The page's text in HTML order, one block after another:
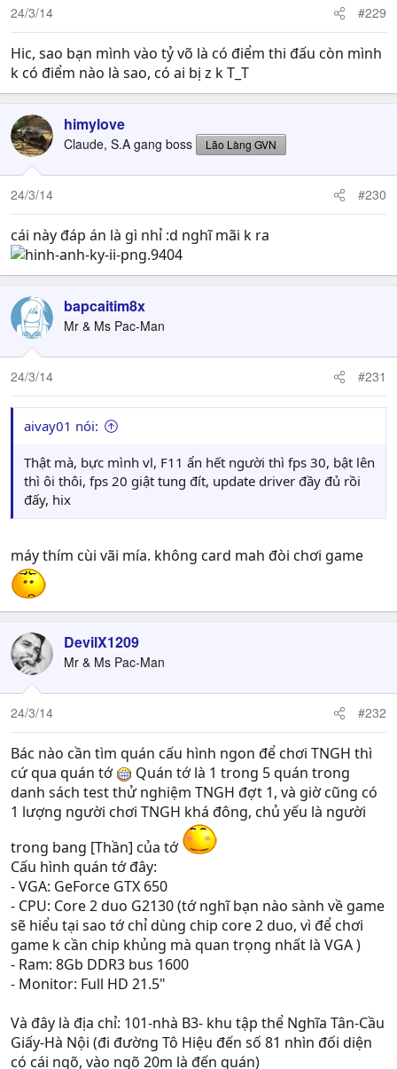
24/3/14 #229
Hic, sao bạn mình vào tỷ võ là có điểm thi đấu còn mình
k có điểm nào là sao, có ai bị z k T_T
himylove
Claude, S.A gang boss Lão Làng GVN
24/3/14 #230
cái này đáp án là gì nhỉ :d nghĩ mãi k ra
bapcaitim8x
Mr & Ms Pac-Man
24/3/14 #231
aivay01 nói:
Thật mà, bực mình vl, F11 ẩn hết người thì fps 30, bật lên
thì ôi thôi, fps 20 giật tung đít, update driver đầy đủ rồi
đấy, hix
máy thím cùi vãi mía. không card mah đòi chơi game
DevilX1209
Mr & Ms Pac-Man
24/3/14 #232
Bác nào cần tìm quán cấu hình ngon để chơi TNGH thì
cứ qua quán tớ
Quán tớ là 1 trong 5 quán trong
danh sách test thử nghiệm TNGH đợt 1, và giờ cũng có
1 lượng người chơi TNGH khá đông, chủ yếu là người
trong bang [Thần] của tớ
Cấu hình quán tớ đây:
- VGA: GeForce GTX 650
- CPU: Core 2 duo G2130 (tớ nghĩ bạn nào sành về game
sẽ hiểu tại sao tớ chỉ dùng chip core 2 duo, vì để chơi
game k cần chip khủng mà quan trọng nhất là VGA )
- Ram: 8Gb DDR3 bus 1600
- Monitor: Full HD 21.5"
Và đây là địa chỉ: 101-nhà B3- khu tập thể Nghĩa Tân-Cầu
Giấy-Hà Nội (đi đường Tô Hiệu đến số 81 nhìn đối diện
có cái ngõ, vào ngõ 20m là đến quán)